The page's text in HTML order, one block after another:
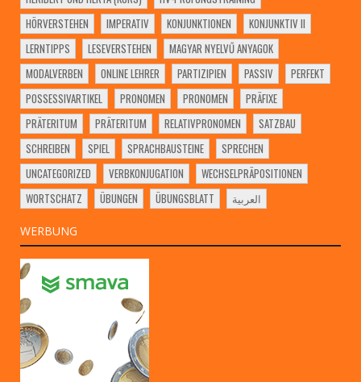
HÖRVERSTEHEN
IMPERATIV KONJUNKTIONEN
KONJUNKTIV II
LERNTIPPS
LESEVERSTEHEN
MAGYAR NYELVŰ ANYAGOK
MODALVERBEN
ONLINE LEHRER PARTIZIPIEN PASSIV
PERFEKT
POSSESSIVARTIKEL
PRONOMEN PRONOMEN
PRÄFIXE
PRÄTERITUM
PRÄTERITUM RELATIVPRONOMEN
SATZBAU
SCHREIBEN
SPIEL SPRACHBAUSTEINE
SPRECHEN
UNCATEGORIZED
VERBKONJUGATION
WECHSELPRÄPOSITIONEN
WORTSCHATZ
ÜBUNGEN ÜBUNGSBLATT العربية
WERBUNG